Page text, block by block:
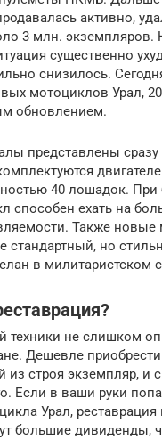
активно,
3 млн. экземпляров.
существенно
снизилось.
мотоциклов Урал,
обновлением.
представлены
40 лошадок.
способен ехать на
Также
стандартный, но
в милитаристском
техники не слишком
Дешевле
строя экземпляр, и
Если в ваши руки
Урал, реставрация
большие дивиденды,